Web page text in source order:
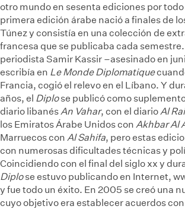
otro mundo en sesenta ediciones por
primera edición árabe nació a finales de
Túnez y consistía en una colección de
francesa que se publicaba cada
periodista Samir Kassir –asesinado en
escribía en Le Monde Diplomatique
Francia, cogió el relevo en el Líbano. Y
años, el Diplose publicó como
diario libanés An Vahar, con el diario Al
los Emiratos Árabe Unidos con Akhbar Al
Marruecos con Al Sahifa, pero estas
con numerosas dificultades técnicas y
Coincidiendo con el final del siglo xx y
Diplose estuvo publicando en Internet,
y fue todo un éxito. En 2005 se creó una
cuyo objetivo era establecer acuerdos